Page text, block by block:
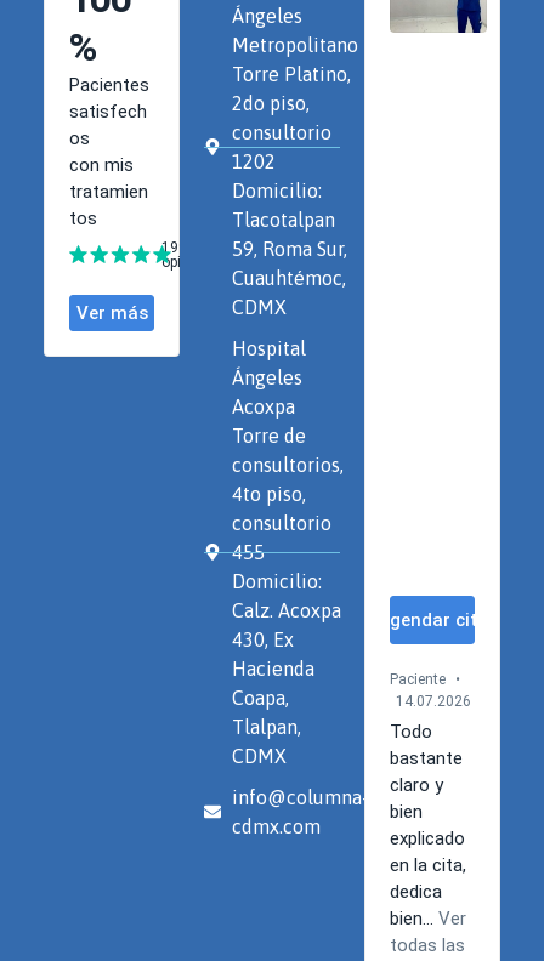
Ángeles
Metropolitano
Torre Platino,
2do piso,
consultorio
1202
Domicilio:
Tlacotalpan
59, Roma Sur,
Cuauhtémoc,
CDMX
Hospital
Ángeles
Acoxpa
Torre de
consultorios,
4to piso,
consultorio
455
Domicilio:
Calz. Acoxpa
430, Ex
Hacienda
Coapa,
Tlalpan,
CDMX
info@columna-
cdmx.com